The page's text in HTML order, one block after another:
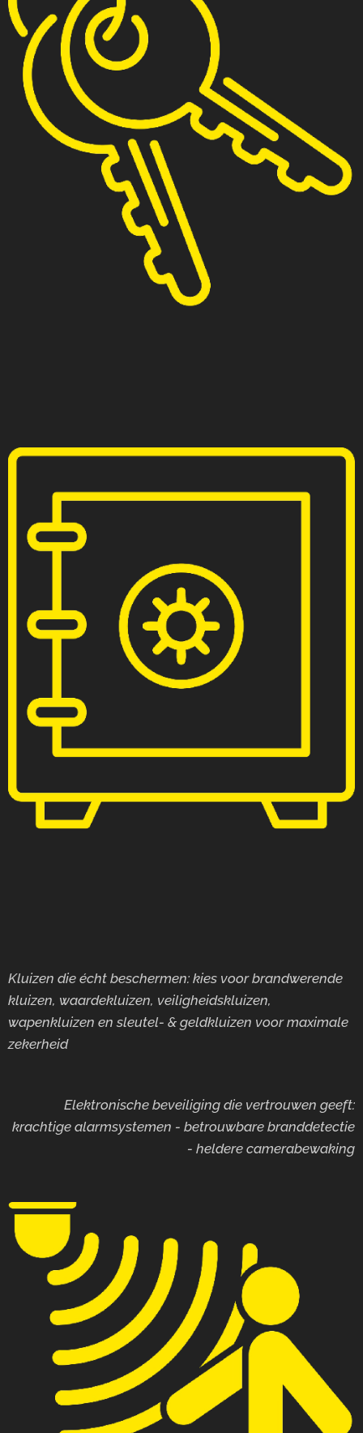
Kluizen die écht beschermen: kies voor brandwerende
kluizen, waardekluizen, veiligheidskluizen,
wapenkluizen en sleutel- & geldkluizen voor maximale
zekerheid
Elektronische beveiliging die vertrouwen geeft:
krachtige alarmsystemen - betrouwbare branddetectie
- heldere camerabewaking